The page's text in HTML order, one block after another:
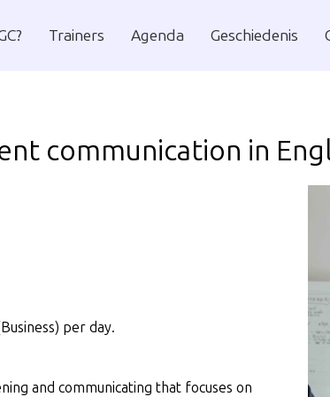
Trainers Agenda Geschiedenis
communication in
per day.
and communicating that focuses on
url